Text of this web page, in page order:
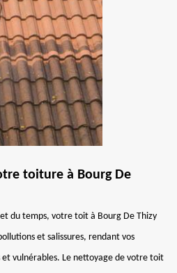
toiture à Bourg De
du temps, votre toit à Bourg De Thizy
et salissures, rendant vos
vulnérables. Le nettoyage de votre toit